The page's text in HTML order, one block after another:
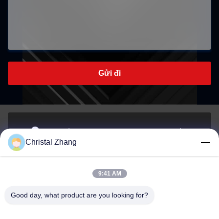
Gửi đi
Địa chỉ
quận Changxing, thành phố Huzhou, tỉnh Zhejiang
Email
yxh@championshcn.com
Christal Zhang
9:41 AM
Good day, what product are you looking for?